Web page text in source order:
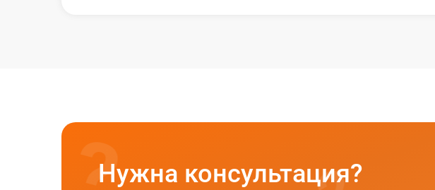
Нужна консультация?